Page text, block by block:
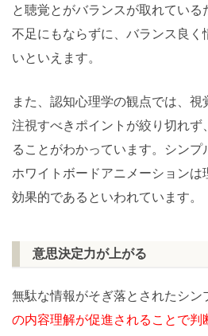
と聴覚とがバランスが取れている
不足にもならずに、バランス良く
いといえます。
また、認知心理学の観点では、視
注視すべきポイントが絞り切れず
ることがわかっています。シン
ホワイトボードアニメーションは
効果的であるといわれています。
意思決定力が上がる
無駄な情報がそぎ落とされたシン
の内容理解が促進されることで判